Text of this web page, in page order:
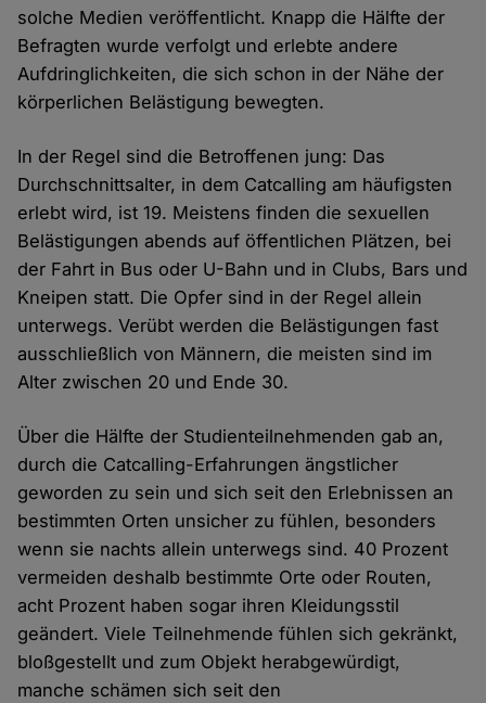
solche Medien veröffentlicht. Knapp die Hälfte der
Befragten wurde verfolgt und erlebte andere
Aufdringlichkeiten, die sich schon in der Nähe der
körperlichen Belästigung bewegten.
In der Regel sind die Betroffenen jung: Das
Durchschnittsalter, in dem Catcalling am häufigsten
erlebt wird, ist 19. Meistens finden die sexuellen
Belästigungen abends auf öffentlichen Plätzen, bei
der Fahrt in Bus oder U-Bahn und in Clubs, Bars und
Kneipen statt. Die Opfer sind in der Regel allein
unterwegs. Verübt werden die Belästigungen fast
ausschließlich von Männern, die meisten sind im
Alter zwischen 20 und Ende 30.
Über die Hälfte der Studienteilnehmenden gab an,
durch die Catcalling-Erfahrungen ängstlicher
geworden zu sein und sich seit den Erlebnissen an
bestimmten Orten unsicher zu fühlen, besonders
wenn sie nachts allein unterwegs sind. 40 Prozent
vermeiden deshalb bestimmte Orte oder Routen,
acht Prozent haben sogar ihren Kleidungsstil
geändert. Viele Teilnehmende fühlen sich gekränkt,
bloßgestellt und zum Objekt herabgewürdigt,
manche schämen sich seit den